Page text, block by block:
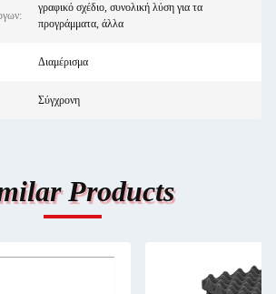
γραφικό σχέδιο, συνολική λύση για τα
προγράμματα, άλλα
Διαμέρισμα
Σύγχρονη
Products